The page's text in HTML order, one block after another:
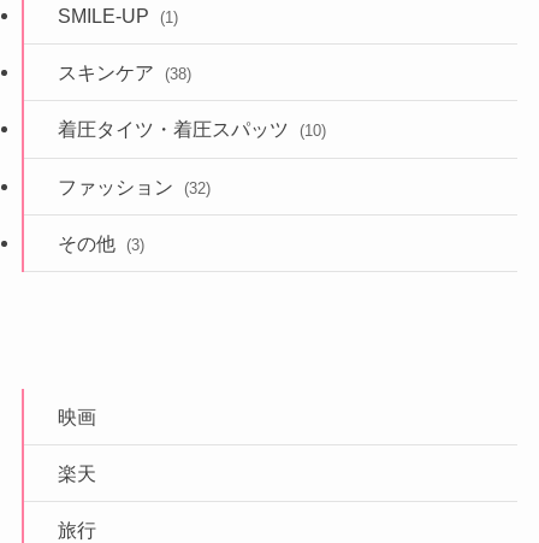
SMILE-UP (1)
スキンケア (38)
着圧タイツ・着圧スパッツ (10)
ファッション (32)
その他 (3)
映画
楽天
旅行